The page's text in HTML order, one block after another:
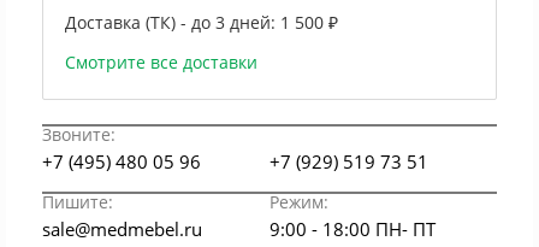
Доставка (ТК) - до 3 дней: 1 500 ₽
Смотрите все доставки
Звоните:
+7 (495) 480 05 96 +7 (929) 519 73 51
Пишите: Режим:
sale@medmebel.ru 9:00 - 18:00 ПН- ПТ